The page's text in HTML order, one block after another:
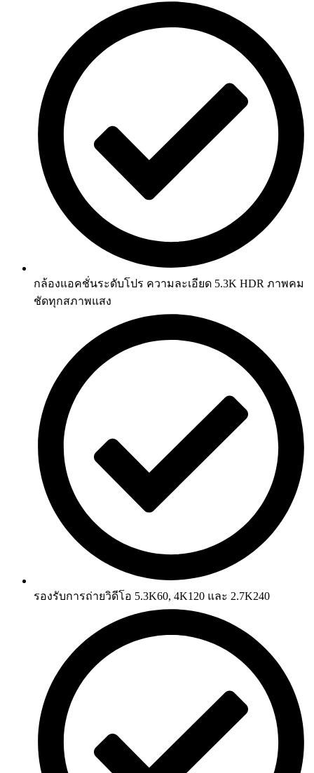
กล้องแอคชั่นระดับโปร ความละเอียด 5.3K HDR ภาพคม
ชัดทุกสภาพแสง
รองรับการถ่ายวิดีโอ 5.3K60, 4K120 และ 2.7K240